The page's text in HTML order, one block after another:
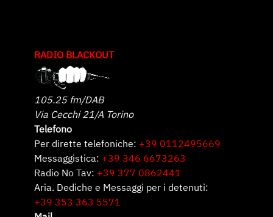
RADIO BLACKOUT
105.25 fm/DAB
Via Cecchi 21/A Torino
Telefono
Per dirette telefoniche: +39 0112495669
Messaggistica: +39 346 6673263
Radio No Tav: +39 377 0862441
Aria. Dediche e Messaggi per i detenuti:
+39 353 363 5571